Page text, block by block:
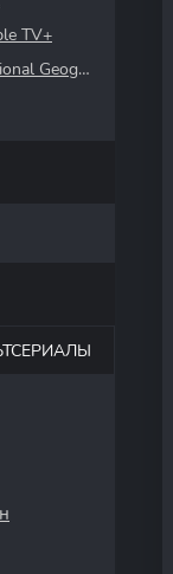
TV+
National Geographic